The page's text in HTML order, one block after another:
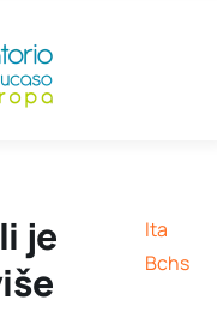
je
Ita
Bchs